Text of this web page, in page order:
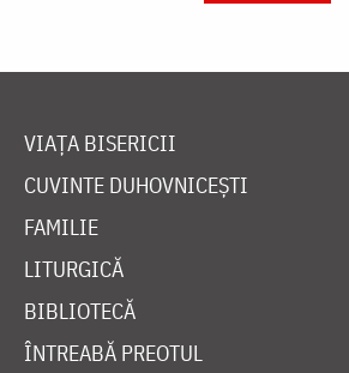
VIAȚA BISERICII
CUVINTE DUHOVNICEȘTI
FAMILIE
LITURGICĂ
BIBLIOTECĂ
ÎNTREABĂ PREOTUL